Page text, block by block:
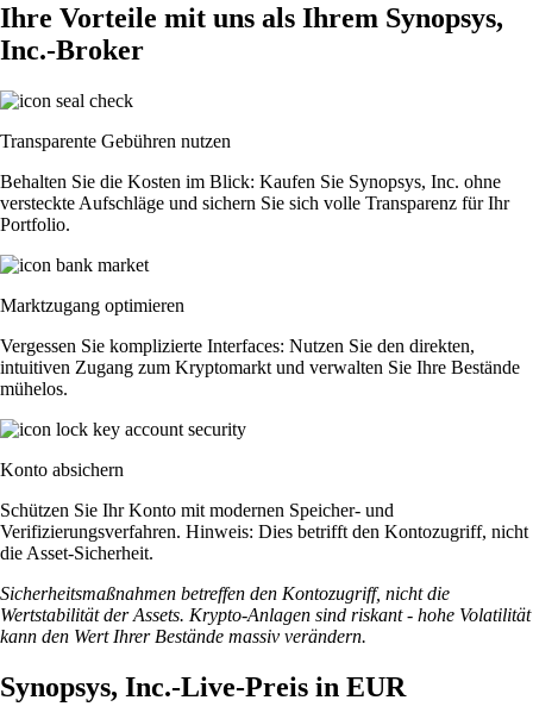
Ihre Vorteile mit uns als Ihrem Synopsys,
Inc.-Broker
Transparente Gebühren nutzen
Behalten Sie die Kosten im Blick: Kaufen Sie Synopsys, Inc. ohne
versteckte Aufschläge und sichern Sie sich volle Transparenz für Ihr
Portfolio.
Marktzugang optimieren
Vergessen Sie komplizierte Interfaces: Nutzen Sie den direkten,
intuitiven Zugang zum Kryptomarkt und verwalten Sie Ihre Bestände
mühelos.
Konto absichern
Schützen Sie Ihr Konto mit modernen Speicher- und
Verifizierungsverfahren. Hinweis: Dies betrifft den Kontozugriff, nicht
die Asset-Sicherheit.
Sicherheitsmaßnahmen betreffen den Kontozugriff, nicht die
Wertstabilität der Assets. Krypto-Anlagen sind riskant - hohe Volatilität
kann den Wert Ihrer Bestände massiv verändern.
Synopsys, Inc.-Live-Preis in EUR